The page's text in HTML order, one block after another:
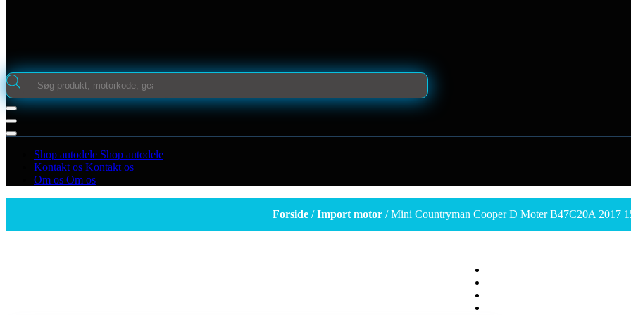
search
Shop autodele Shop autodele
Kontakt os Kontakt os
Om os Om os
Forside/Import motor/ Mini Countryman Cooper D Moter B47C20A 2017